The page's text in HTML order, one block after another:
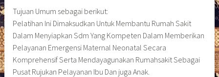
Tujuan Umum sebagai berikut:
Pelatihan Ini Dimaksudkan Untuk Membantu Rumah Sakit
Dalam Menyiapkan Sdm Yang Kompeten Dalam Memberikan
Pelayanan Emergensi Maternal Neonatal Secara
Komprehensif Serta Mendayagunakan Rumahsakit Sebagai
Pusat Rujukan Pelayanan Ibu Dan juga Anak.